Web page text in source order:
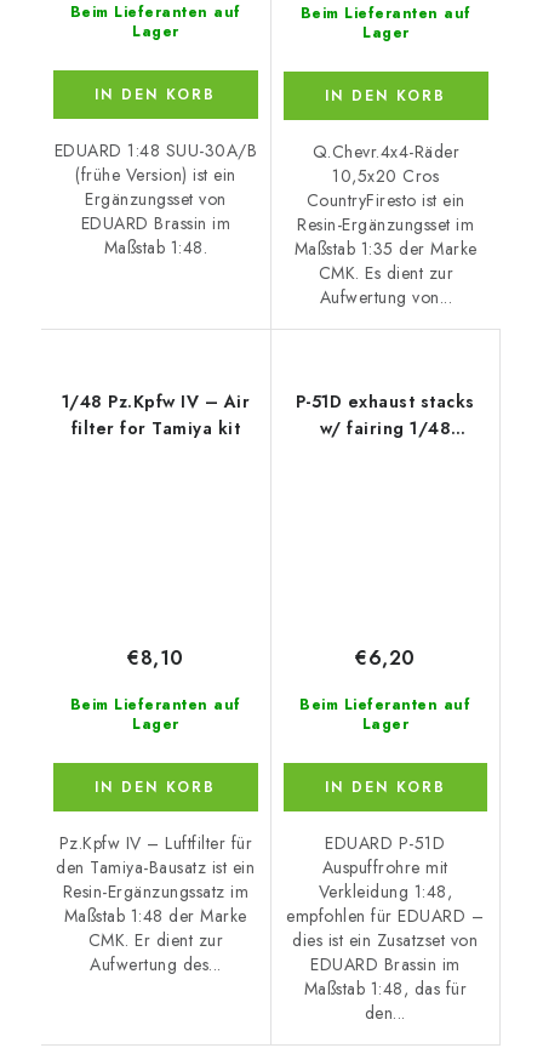
Beim Lieferanten auf
Lager
IN DEN KORB
EDUARD 1:48 SUU-30A/B
(frühe Version) ist ein
Ergänzungsset von
EDUARD Brassin im
Maßstab 1:48.
Beim Lieferanten auf
Lager
IN DEN KORB
Q.Chevr.4x4-Räder
10,5x20 Cros
CountryFiresto ist ein
Resin-Ergänzungsset im
Maßstab 1:35 der Marke
CMK. Es dient zur
Aufwertung von...
1/48 Pz.Kpfw IV – Air
filter for Tamiya kit
Beim Lieferanten auf
Lager
€8,10
IN DEN KORB
Pz.Kpfw IV – Luftfilter für
den Tamiya-Bausatz ist ein
Resin-Ergänzungssatz im
Maßstab 1:48 der Marke
CMK. Er dient zur
Aufwertung des...
P-51D exhaust stacks
w/ fairing 1/48
Beim Lieferanten auf
Lager
€6,20
IN DEN KORB
EDUARD P-51D
Auspuffrohre mit
Verkleidung 1:48,
empfohlen für EDUARD –
dies ist ein Zusatzset von
EDUARD Brassin im
Maßstab 1:48, das für
den...